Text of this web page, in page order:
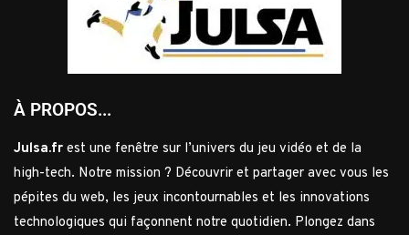
À PROPOS...
Julsa.fr est une fenêtre sur l’univers du jeu vidéo et de la
high-tech. Notre mission ? Découvrir et partager avec vous les
pépites du web, les jeux incontournables et les innovations
technologiques qui façonnent notre quotidien. Plongez dans